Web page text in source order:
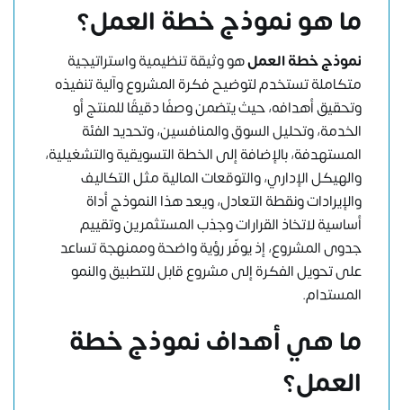
ما هو نموذج خطة العمل؟
نموذج خطة العملهو وثيقة تنظيمية واستراتيجية
متكاملة تستخدم لتوضيح فكرة المشروع وآلية تنفيذه
وتحقيق أهدافه، حيث يتضمن وصفًا دقيقًا للمنتج أو
الخدمة، وتحليل السوق والمنافسين، وتحديد الفئة
المستهدفة، بالإضافة إلى الخطة التسويقية والتشغيلية،
والهيكل الإداري، والتوقعات المالية مثل التكاليف
والإيرادات ونقطة التعادل، ويعد هذا النموذج أداة
أساسية لاتخاذ القرارات وجذب المستثمرين وتقييم
جدوى المشروع، إذ يوفّر رؤية واضحة وممنهجة تساعد
على تحويل الفكرة إلى مشروع قابل للتطبيق والنمو
المستدام.
ما هي أهداف نموذج خطة
العمل؟